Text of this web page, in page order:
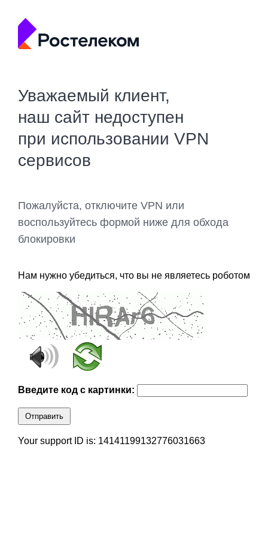
Уважаемый клиент,
наш сайт недоступен
при использовании VPN
сервисов
Пожалуйста, отключите VPN или
воспользуйтесь формой ниже для обхода
блокировки
Нам нужно убедиться, что вы не являетесь роботом
Введите код с картинки:
Отправить
Your support ID is: 14141199132776031663